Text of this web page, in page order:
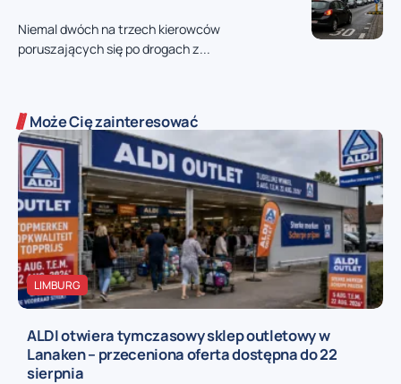
Niemal dwóch na trzech kierowców
poruszających się po drogach z...
Może Cię zainteresować
LIMBURG
ALDI otwiera tymczasowy sklep outletowy w
Lanaken – przeceniona oferta dostępna do 22
sierpnia